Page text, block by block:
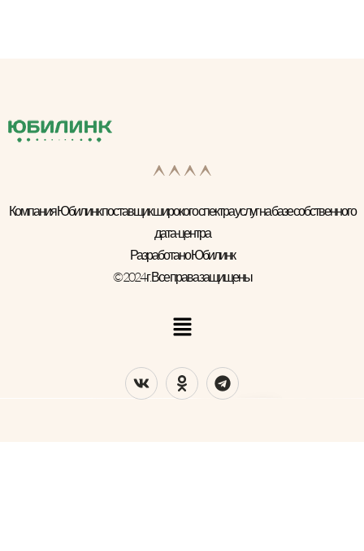
Компания Юбилинк поставщик широкого спектра услуг на базе собственного
дата-центра
Разработано Юбилинк
© 2024 г. Все права защищены